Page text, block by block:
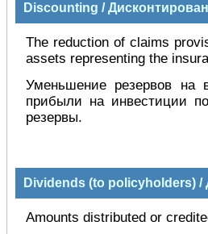
Discounting /
The reduction of claims
assets representing the
Уменьшение резервов на
прибыли на инвестиции
резервы.
Dividends (to policyholders)
Amounts distributed or